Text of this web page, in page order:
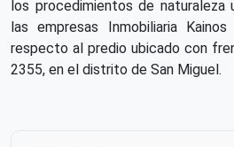
los procedimientos de naturaleza
las empresas Inmobiliaria
respecto al predio ubicado con
2355, en el distrito de San Miguel.